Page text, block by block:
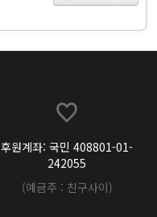
후원계좌: 국민 408801-01-
242055
(예금주 : 친구사이)